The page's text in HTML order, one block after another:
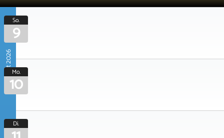
August 2026
So.
9
Mo.
10
Di.